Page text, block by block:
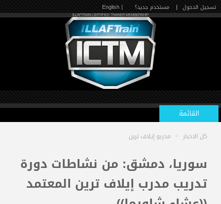
تسجيل الدخول | مستخدم جديد؟ | English
القائمة
الرئيسية
الدورات القادمة
كل الاخبار > مدربو إيلاف ترين
سوريا، دمشق: من نشاطات دورة
تدريب مدرب إيلاف ترين المعتمد